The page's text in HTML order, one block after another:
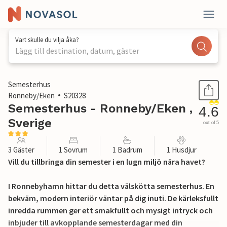
Vart skulle du vilja åka?
Lägg till destination, datum, gäster
1 / 20
Semesterhus
Ronneby/Eken
S20328
Semesterhus - Ronneby/Eken ,
Sverige
4.6
out of 5
3 Gäster 1 Sovrum 1 Badrum 1 Husdjur
Vill du tillbringa din semester i en lugn miljö nära havet?
I Ronnebyhamn hittar du detta välskötta semesterhus. En
bekväm, modern interiör väntar på dig inuti. De kärleksfullt
inredda rummen ger ett smakfullt och mysigt intryck och
inbjuder till avkopplande semesterdagar med din